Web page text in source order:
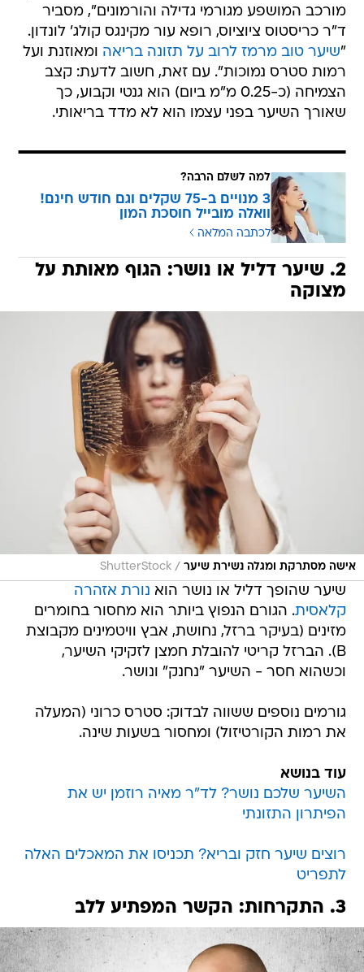
מורכב המושפע מגורמי גדילה והורמונים", מסביר
ד"ר כריסטוס ציוציוס, רופא עור מקינגס קולג' לונדון.
"שיער טוב מרמז לרוב על תזונה בריאה ומאוזנת ועל
רמות סטרס נמוכות". עם זאת, חשוב לדעת: קצב
הצמיחה (כ-0.25 מ"מ ביום) הוא גנטי וקבוע, כך
שאורך השיער בפני עצמו הוא לא מדד בריאותי.
למה לשלם הרבה?
3 מנויים ב-75 שקלים וגם חודש חינם!
וואלה מובייל חוסכת המון
לכתבה המלאה
2. שיער דליל או נושר: הגוף מאותת על
מצוקה
אישה מסתרקת ומגלה נשירת שיער /
ShutterStock
שיער שהופך דליל או נושר הוא נורת אזהרה
קלאסית. הגורם הנפוץ ביותר הוא מחסור בחומרים
מזינים (בעיקר ברזל, נחושת, אבץ וויטמינים מקבוצת
B). הברזל קריטי להובלת חמצן לזקיקי השיער,
וכשהוא חסר - השיער "נחנק" ונושר.
גורמים נוספים ששווה לבדוק: סטרס כרוני (המעלה
את רמות הקורטיזול) ומחסור בשעות שינה.
עוד בנושא
השיער שלכם נושר? לד"ר מאיה רוזמן יש את
הפיתרון התזונתי
רוצים שיער חזק ובריא? תכניסו את המאכלים האלה
לתפריט
3. התקרחות: הקשר המפתיע ללב